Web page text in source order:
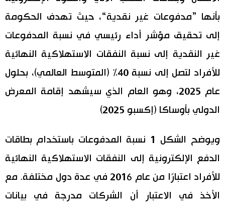
ثقافة
لايف ستايل
طوكيو
إعلان
بأنها ”مدفوعات غير نقدية“، حيث تهدف الحكومة
إلى تحقيق مؤشر أداء رئيسي في نسبة المدفوعات
غير النقدية إلى نسبة النفقات الاستهلاكية النهائية
للأفراد لتصل إلى نسبة 40% (المتوسط العالمي)، بحلول
عام 2025، وهو العام الذي سيشهد إقامة المعرض
الدولي بأوساكا (إكسبو 2025)
ويوضح الشكل 1 نسبة المدفوعات باستخدام بطاقات
الدفع الإلكترونية إلى النفقات الاستهلاكية النهائية
للأفراد اعتبارًا من عام 2016 في عدة دول مختلفة. مع
الأخذ في الاعتبار أن الشركات مدرجة في بيانات